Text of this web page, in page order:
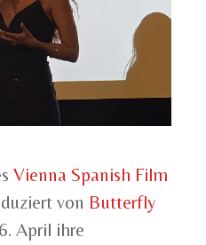
Vienna Spanish Film
von Butterfly
April ihre